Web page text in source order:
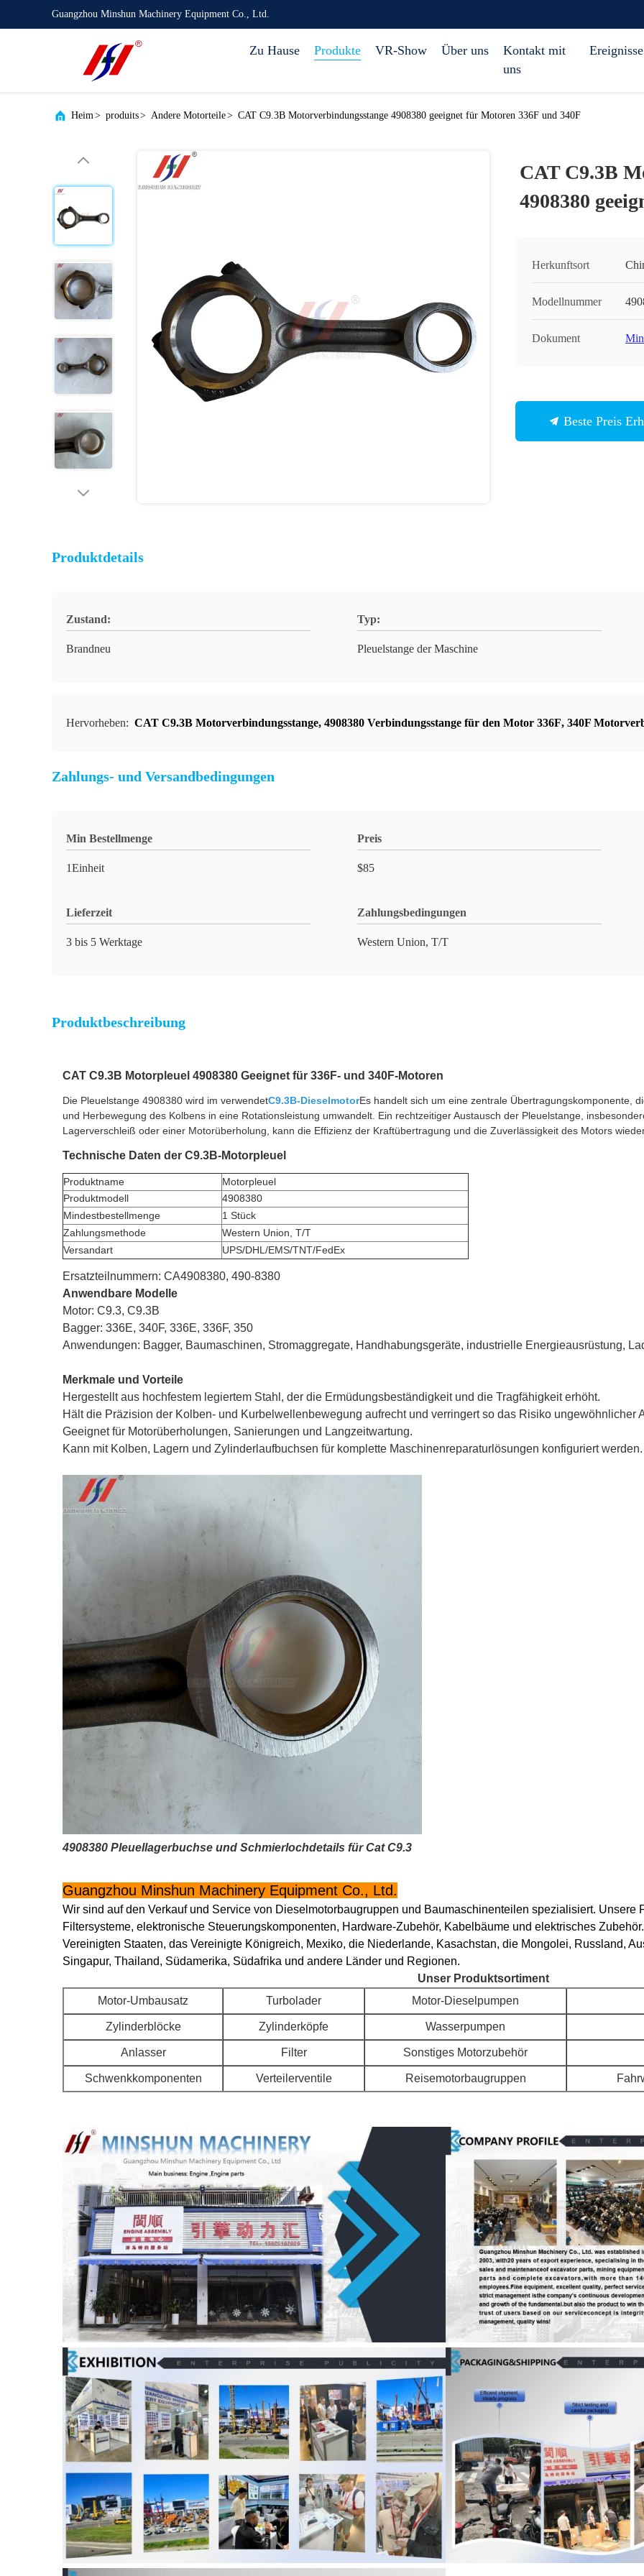
Guangzhou Minshun Machinery Equipment Co., Ltd.
Zu Hause Produkte VR-Show Über uns
Kontakt mit
uns
Ereignisse
Heim> produits> Andere Motorteile> CAT C9.3B Motorverbindungsstange 4908380 geeignet für Motoren 336F und 340F
CAT C9.3B
4908380
Herkunftsort
Modellnummer
Dokument
Beste Preis
Produktdetails
Zustand:
Brandneu
Typ:
Pleuelstange der Maschine
Hervorheben: CAT C9.3B Motorverbindungsstange, 4908380 Verbindungsstange für den Motor 336F, 340F
Zahlungs- und Versandbedingungen
Min Bestellmenge
1Einheit
Preis
$85
Lieferzeit
3 bis 5 Werktage
Zahlungsbedingungen
Western Union, T/T
Produktbeschreibung
CAT C9.3B Motorpleuel 4908380 Geeignet für 336F- und 340F-Motoren
Die Pleuelstange 4908380 wird im verwendetC9.3B-DieselmotorEs handelt sich um eine zentrale Übertragungskomponente,
und Herbewegung des Kolbens in eine Rotationsleistung umwandelt. Ein rechtzeitiger Austausch der Pleuelstange,
Lagerverschleiß oder einer Motorüberholung, kann die Effizienz der Kraftübertragung und die Zuverlässigkeit des Motors
Technische Daten der C9.3B-Motorpleuel
Produktname
Motorpleuel
Produktmodell
4908380
Mindestbestellmenge
1 Stück
Zahlungsmethode
Western Union, T/T
Versandart
UPS/DHL/EMS/TNT/FedEx
Ersatzteilnummern: CA4908380, 490-8380
Anwendbare Modelle
Motor: C9.3, C9.3B
Bagger: 336E, 340F, 336E, 336F, 350
Anwendungen: Bagger, Baumaschinen, Stromaggregate, Handhabungsgeräte, industrielle Energieausrüstung,
Merkmale und Vorteile
Hergestellt aus hochfestem legiertem Stahl, der die Ermüdungsbeständigkeit und die Tragfähigkeit erhöht.
Hält die Präzision der Kolben- und Kurbelwellenbewegung aufrecht und verringert so das Risiko ungewöhnlicher
Geeignet für Motorüberholungen, Sanierungen und Langzeitwartung.
Kann mit Kolben, Lagern und Zylinderlaufbuchsen für komplette Maschinenreparaturlösungen konfiguriert werden.
4908380 Pleuellagerbuchse und Schmierlochdetails für Cat C9.3
Guangzhou Minshun Machinery Equipment Co., Ltd.
Wir sind auf den Verkauf und Service von Dieselmotorbaugruppen und Baumaschinenteilen spezialisiert. Unsere
Filtersysteme, elektronische Steuerungskomponenten, Hardware-Zubehör, Kabelbäume und elektrisches
Vereinigten Staaten, das Vereinigte Königreich, Mexiko, die Niederlande, Kasachstan, die Mongolei, Russland,
Singapur, Thailand, Südamerika, Südafrika und andere Länder und Regionen.
Unser Produktsortiment
Motor-Umbausatz
Turbolader Motor-Dieselpumpen
Zylinderblöcke Zylinderköpfe Wasserpumpen
Anlasser Filter Sonstiges Motorzubehör
Schwenkkomponenten Verteilerventile Reisemotorbaugruppen